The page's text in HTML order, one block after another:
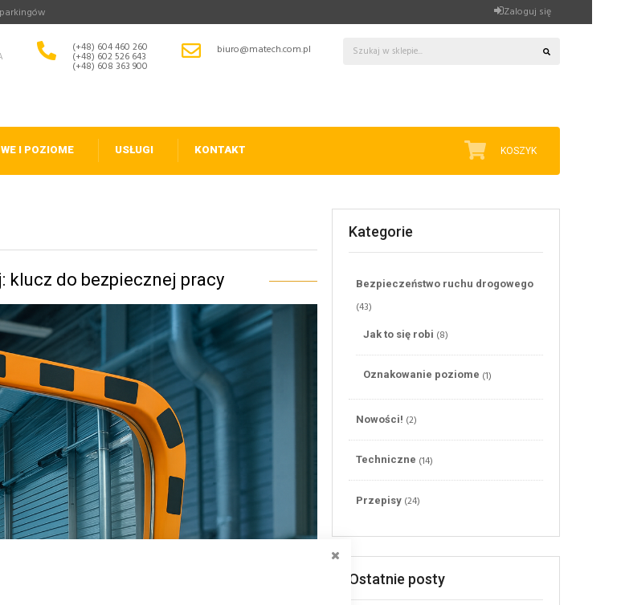
Zaloguj się
(+48) 604 460 260
(+48) 602 526 643
(+48) 608 363 900
biuro@matech.com.pl
I POZIOME USŁUGI KONTAKT KOSZYK
klucz do bezpiecznej pracy
Kategorie
Bezpieczeństwo ruchu drogowego
(43)
Jak to się robi (8)
Oznakowanie poziome (1)
Nowości! (2)
Techniczne (14)
Przepisy(24)
Ostatnie posty